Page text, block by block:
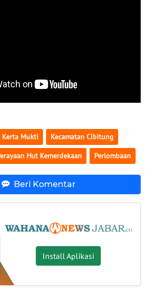
Kerta Mukti Kecamatan Cibitung
Hut Kemerdekaan Perlombaan
Beri Komentar
Install Aplikasi